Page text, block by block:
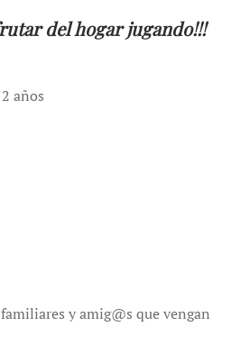
del hogar jugando!!!
años
y amig@s que vengan